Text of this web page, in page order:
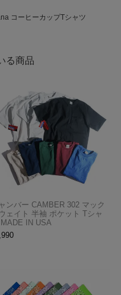
コーヒーカップTシャツ
る商品
ンバー CAMBER 302 マック
ェイト 半袖 ポケット Tシャ
IN USA